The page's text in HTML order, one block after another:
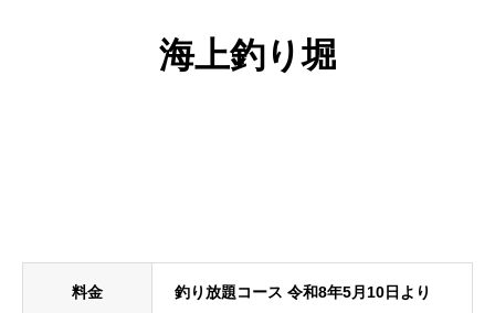
海上釣り堀
料金 釣り放題コース 令和8年5月10日より